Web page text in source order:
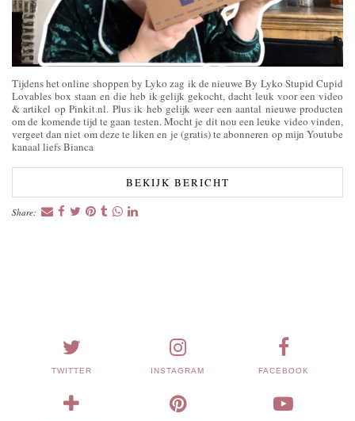
Tijdens het online shoppen by Lyko zag ik de nieuwe By Lyko Stupid Cupid
Lovables box staan en die heb ik gelijk gekocht, dacht leuk voor een video
& artikel op Pinkit.nl. Plus ik heb gelijk weer een aantal nieuwe producten
om de komende tijd te gaan testen. Mocht je dit nou een leuke video vinden,
vergeet dan niet om deze te liken en je (gratis) te abonneren op mijn Youtube
kanaal liefs Bianca
BEKIJK BERICHT
Share:
TWITTER INSTAGRAM FACEBOOK